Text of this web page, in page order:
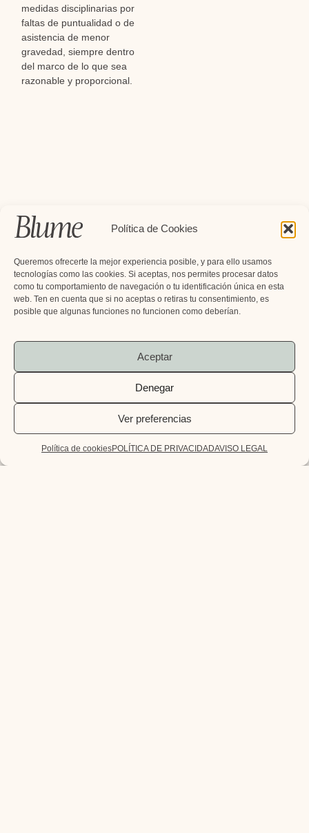
Política de Cookies
Queremos ofrecerte la mejor experiencia posible, y para ello usamos
tecnologías como las cookies. Si aceptas, nos permites procesar datos
como tu comportamiento de navegación o tu identificación única en esta
web. Ten en cuenta que si no aceptas o retiras tu consentimiento, es
posible que algunas funciones no funcionen como deberían.
Aceptar
Denegar
Ver preferencias
Política de cookiesPOLÍTICA DE PRIVACIDADAVISO LEGAL
medidas disciplinarias por
faltas de puntualidad o de
asistencia de menor
gravedad, siempre dentro
del marco de lo que sea
razonable y proporcional.